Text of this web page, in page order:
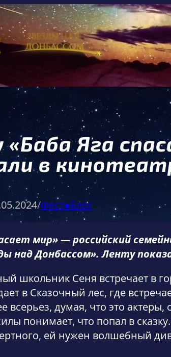
Яга
в
/Фест●Блог
мир» — российский
над Донбассом». Ленту
школьник Сеня встречает в
в Сказочный лес, где
всерьез, думая, что это
понимает, что попал в
ей нужен волшебный